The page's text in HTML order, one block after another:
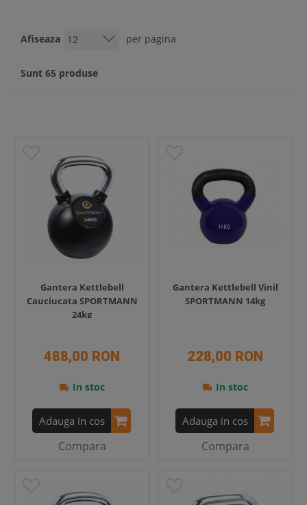
Afiseaza per pagina
Sunt 65 produse
Gantera Kettlebell
Cauciucata SPORTMANN
24kg
488,00 RON
In stoc
Adauga in cos
Compara
Gantera Kettlebell Vinil
SPORTMANN 14kg
228,00 RON
In stoc
Adauga in cos
Compara